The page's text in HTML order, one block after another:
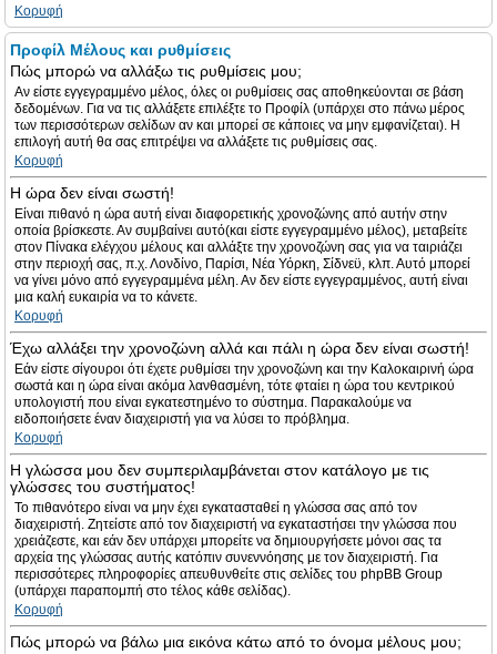
Κορυφή
Προφίλ Μέλους και ρυθμίσεις
Πώς μπορώ να αλλάξω τις ρυθμίσεις μου;
Αν είστε εγγεγραμμένο μέλος, όλες οι ρυθμίσεις σας αποθηκεύονται σε βάση
δεδομένων. Για να τις αλλάξετε επιλέξτε το Προφίλ (υπάρχει στο πάνω μέρος
των περισσότερων σελίδων αν και μπορεί σε κάποιες να μην εμφανίζεται). Η
επιλογή αυτή θα σας επιτρέψει να αλλάξετε τις ρυθμίσεις σας.
Κορυφή
Η ώρα δεν είναι σωστή!
Είναι πιθανό η ώρα αυτή είναι διαφορετικής χρονοζώνης από αυτήν στην
οποία βρίσκεστε. Αν συμβαίνει αυτό(και είστε εγγεγραμμένο μέλος), μεταβείτε
στον Πίνακα ελέγχου μέλους και αλλάξτε την χρονοζώνη σας για να ταιριάζει
στην περιοχή σας, π.χ. Λονδίνο, Παρίσι, Νέα Υόρκη, Σίδνεϋ, κλπ. Αυτό μπορεί
να γίνει μόνο από εγγεγραμμένα μέλη. Αν δεν είστε εγγεγραμμένος, αυτή είναι
μια καλή ευκαιρία να το κάνετε.
Κορυφή
Έχω αλλάξει την χρονοζώνη αλλά και πάλι η ώρα δεν είναι σωστή!
Εάν είστε σίγουροι ότι έχετε ρυθμίσει την χρονοζώνη και την Καλοκαιρινή ώρα
σωστά και η ώρα είναι ακόμα λανθασμένη, τότε φταίει η ώρα του κεντρικού
υπολογιστή που είναι εγκατεστημένο το σύστημα. Παρακαλούμε να
ειδοποιήσετε έναν διαχειριστή για να λύσει το πρόβλημα.
Κορυφή
Η γλώσσα μου δεν συμπεριλαμβάνεται στον κατάλογο με τις
γλώσσες του συστήματος!
Το πιθανότερο είναι να μην έχει εγκατασταθεί η γλώσσα σας από τον
διαχειριστή. Ζητείστε από τον διαχειριστή να εγκαταστήσει την γλώσσα που
χρειάζεστε, και εάν δεν υπάρχει μπορείτε να δημιουργήσετε μόνοι σας τα
αρχεία της γλώσσας αυτής κατόπιν συνεννόησης με τον διαχειριστή. Για
περισσότερες πληροφορίες απευθυνθείτε στις σελίδες του phpBB Group
(υπάρχει παραπομπή στο τέλος κάθε σελίδας).
Κορυφή
Πώς μπορώ να βάλω μια εικόνα κάτω από το όνομα μέλους μου;